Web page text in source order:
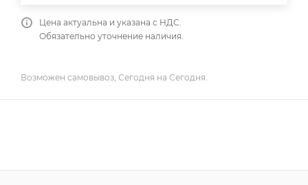
Цена актуальна и указана с НДС.
Обязательно уточнение наличия.
Возможен самовывоз, Сегодня на Сегодня.